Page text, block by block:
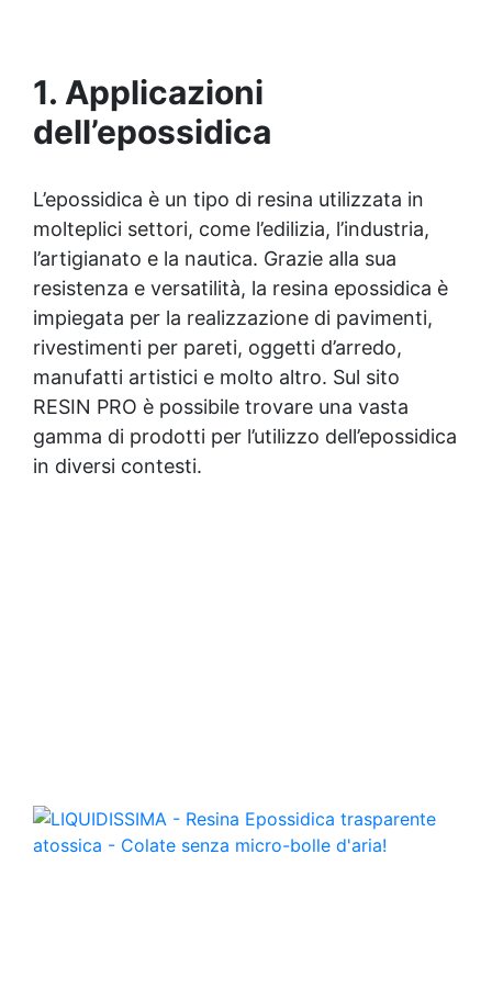
1. Applicazioni
dell’epossidica
L’epossidica è un tipo di resina utilizzata in
molteplici settori, come l’edilizia, l’industria,
l’artigianato e la nautica. Grazie alla sua
resistenza e versatilità, la resina epossidica è
impiegata per la realizzazione di pavimenti,
rivestimenti per pareti, oggetti d’arredo,
manufatti artistici e molto altro. Sul sito
RESIN PRO è possibile trovare una vasta
gamma di prodotti per l’utilizzo dell’epossidica
in diversi contesti.